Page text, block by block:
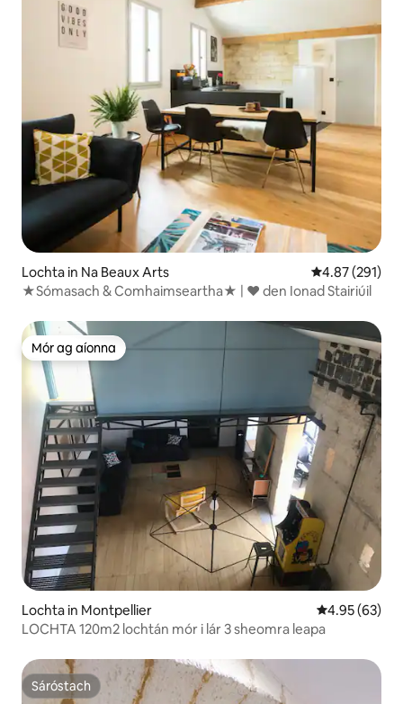
Lochta in Na Beaux Arts Meánrátáil
4.87 (291)
★Sómasach & Comhaimseartha★ | ♥ den Ionad Stairiúil
Mór ag aíonna
Mór ag aíonna
Lochta in Montpellier Meánrátáil
4.95 (63)
LOCHTA 120m2 lochtán mór i lár 3 sheomra leapa
Sáróstach
Sáróstach